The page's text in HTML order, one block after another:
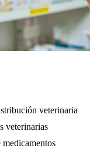
veterinaria
veterinarias
medicamentos